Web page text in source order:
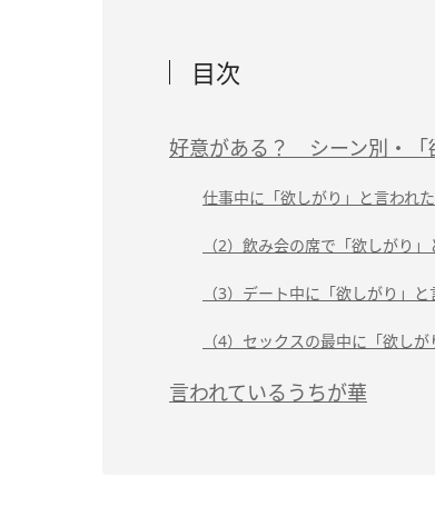
目次
好意がある？ シーン別・「
仕事中に「欲しがり」と言われ
（2）飲み会の席で「欲しがり
（3）デート中に「欲しがり」
（4）セックスの最中に「欲し
言われているうちが華